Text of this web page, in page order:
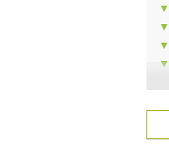
▼
▼
▼
▼